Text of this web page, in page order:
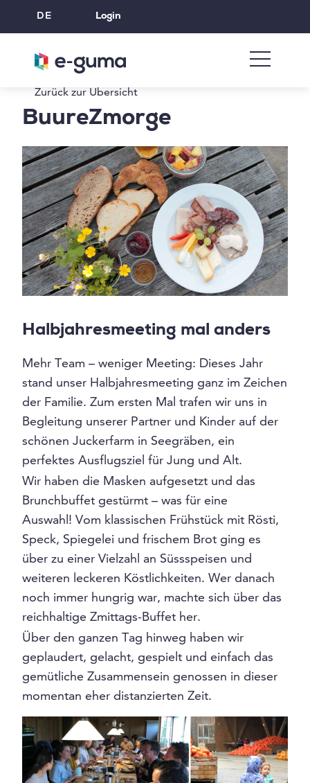
DE Login
Zurück zur Übersicht
BuureZmorge
Halbjahresmeeting mal anders
Mehr Team – weniger Meeting: Dieses Jahr
stand unser Halbjahresmeeting ganz im Zeichen
der Familie. Zum ersten Mal trafen wir uns in
Begleitung unserer Partner und Kinder auf der
schönen Juckerfarm in Seegräben, ein
perfektes Ausflugsziel für Jung und Alt.
Wir haben die Masken aufgesetzt und das
Brunchbuffet gestürmt – was für eine
Auswahl! Vom klassischen Frühstück mit Rösti,
Speck, Spiegelei und frischem Brot ging es
über zu einer Vielzahl an Süssspeisen und
weiteren leckeren Köstlichkeiten. Wer danach
noch immer hungrig war, machte sich über das
reichhaltige Zmittags-Buffet her.
Über den ganzen Tag hinweg haben wir
geplaudert, gelacht, gespielt und einfach das
gemütliche Zusammensein genossen in dieser
momentan eher distanzierten Zeit.